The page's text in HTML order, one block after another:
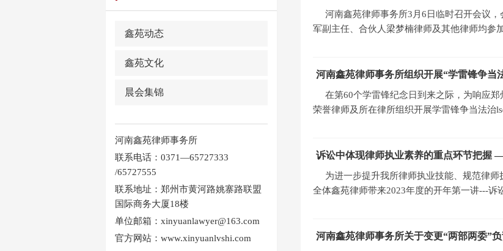
鑫苑动态
鑫苑文化
晨会集锦
河南鑫苑律师事务所
联系电话：0371—65727333
/65727555
联系地址：郑州市黄河路姚寨路联盟
国际商务大厦18楼
单位邮箱：xinyuanlawyer@163.com
官方网站：www.xinyuanlvshi.com
河南鑫苑律师事务所3月6日临时召开会议
军副主任、合伙人梁梦楠律师及其他律师均
河南鑫苑律师事务所组织开展“学雷锋争当
在第60个学雷锋纪念日到来之际，为响应
荣誉律师及所在律所组织开展学雷锋争当法治
诉讼中体现律师执业素养的重点环节把握
为进一步提升我所律师执业技能、规范律
全体鑫苑律师带来2023年度的开年第一讲---
河南鑫苑律师事务所关于变更“两部两委”